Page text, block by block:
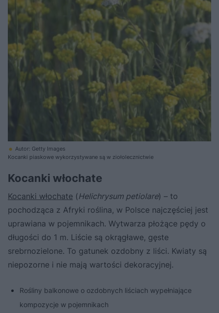
Autor: Getty Images
Kocanki piaskowe wykorzystywane są w ziołolecznictwie
Kocanki włochate
Kocanki włochate (Helichrysum petiolare) – to
pochodząca z Afryki roślina, w Polsce najczęściej jest
uprawiana w pojemnikach. Wytwarza płożące pędy o
długości do 1 m. Liście są okrągławe, gęste
srebrnozielone. To gatunek ozdobny z liści. Kwiaty są
niepozorne i nie mają wartości dekoracyjnej.
Rośliny balkonowe o ozdobnych liściach wypełniające
kompozycje w pojemnikach